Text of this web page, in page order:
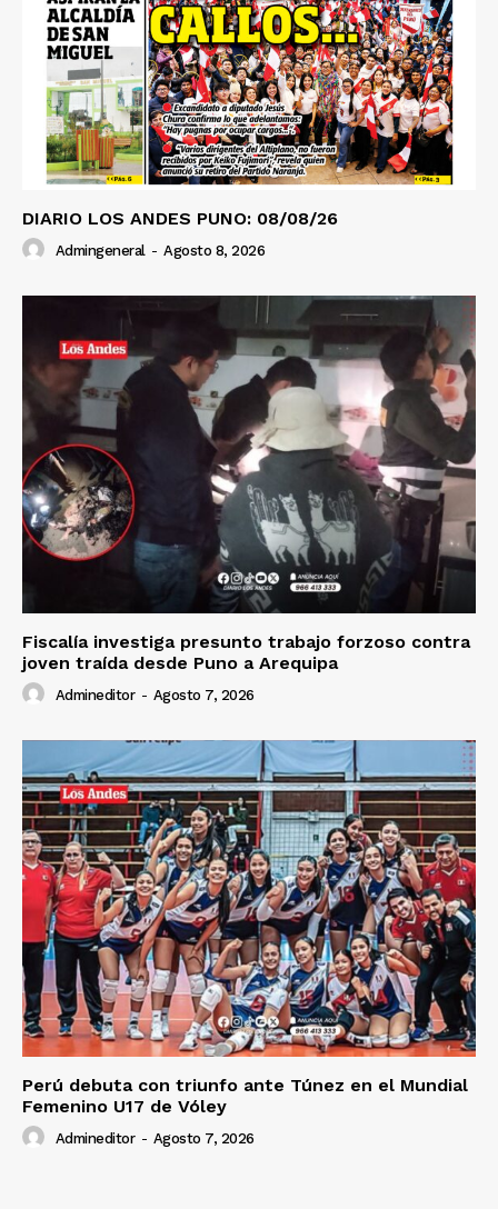
DIARIO LOS ANDES PUNO: 08/08/26
Admingeneral - Agosto 8, 2026
Fiscalía investiga presunto trabajo forzoso contra
joven traída desde Puno a Arequipa
Admineditor - Agosto 7, 2026
Perú debuta con triunfo ante Túnez en el Mundial
Femenino U17 de Vóley
Admineditor - Agosto 7, 2026